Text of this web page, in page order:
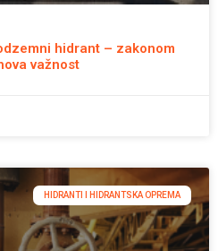
hidrant – zakonom
važnost
HIDRANTI I HIDRANTSKA OPREMA